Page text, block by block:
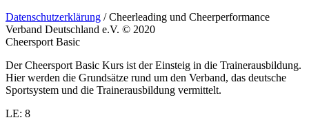
Datenschutzerklärung / Cheerleading und Cheerperformance
Verband Deutschland e.V. © 2020
Cheersport Basic
Der Cheersport Basic Kurs ist der Einsteig in die Trainerausbildung.
Hier werden die Grundsätze rund um den Verband, das deutsche
Sportsystem und die Trainerausbildung vermittelt.
LE: 8